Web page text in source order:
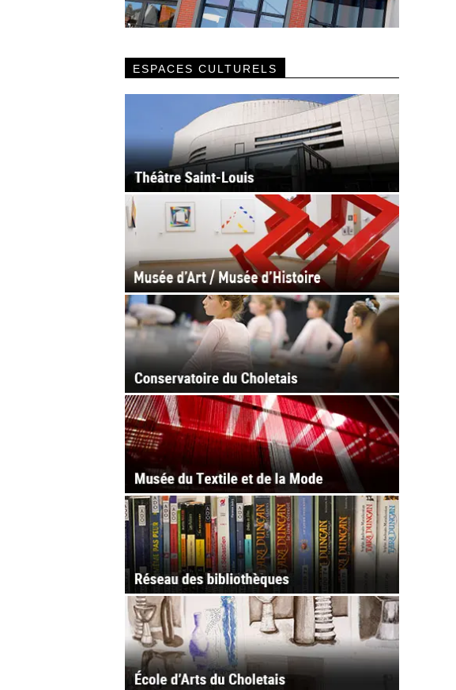
ESPACES CULTURELS